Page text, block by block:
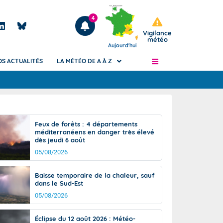
Articles
4
Aujourd'hui
Vigilance
météo
de
Phénomènes dangereux de J+2 à J+7
Avertissement pluies intenses à l'échelle
des communes (Apic)
Bulletins Marine
Bulletins d'estimation du risque
d'avalanche
Météo des forêts
Vigicrues
ACTUALITÉS LA MÉTÉO DE A À Z
Feux de forêts : 4 départements
méditerranéens en danger très élevé
dès jeudi 6 août
05/08/2026
Baisse temporaire de la chaleur, sauf
dans le Sud-Est
05/08/2026
Éclipse du 12 août 2026 : Météo-